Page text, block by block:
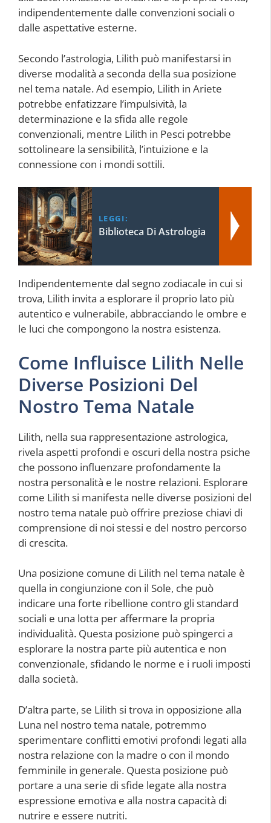
indipendentemente dalle convenzioni sociali o
dalle aspettative esterne.
Secondo l’astrologia, Lilith può manifestarsi in
diverse modalità a seconda della sua posizione
nel tema natale. Ad esempio, Lilith in Ariete
potrebbe enfatizzare l’impulsività, la
determinazione e la sfida alle regole
convenzionali, mentre Lilith in Pesci potrebbe
sottolineare la sensibilità, l’intuizione e la
connessione con i mondi sottili.
LEGGI:
Biblioteca Di Astrologia
Indipendentemente dal segno zodiacale in cui si
trova, Lilith invita a esplorare il proprio lato più
autentico e vulnerabile, abbracciando le ombre e
le luci che compongono la nostra esistenza.
Come Influisce Lilith Nelle
Diverse Posizioni Del
Nostro Tema Natale
Lilith, nella sua rappresentazione astrologica,
rivela aspetti profondi e oscuri della nostra psiche
che possono influenzare profondamente la
nostra personalità e le nostre relazioni. Esplorare
come Lilith si manifesta nelle diverse posizioni del
nostro tema natale può offrire preziose chiavi di
comprensione di noi stessi e del nostro percorso
di crescita.
Una posizione comune di Lilith nel tema natale è
quella in congiunzione con il Sole, che può
indicare una forte ribellione contro gli standard
sociali e una lotta per affermare la propria
individualità. Questa posizione può spingerci a
esplorare la nostra parte più autentica e non
convenzionale, sfidando le norme e i ruoli imposti
dalla società.
D’altra parte, se Lilith si trova in opposizione alla
Luna nel nostro tema natale, potremmo
sperimentare conflitti emotivi profondi legati alla
nostra relazione con la madre o con il mondo
femminile in generale. Questa posizione può
portare a una serie di sfide legate alla nostra
espressione emotiva e alla nostra capacità di
nutrire e essere nutriti.